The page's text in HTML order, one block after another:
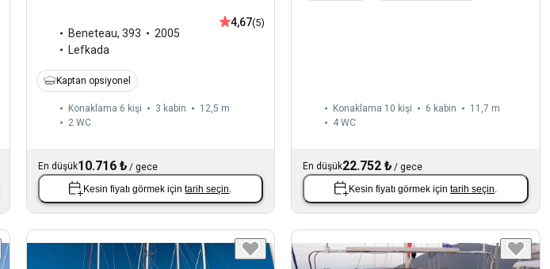
Beneteau, 393
2005
Lefkada
4,67(5)
Kaptan opsiyonel
Konaklama 6 kişi 3 kabin
12,5 m
2 WC
En düşük10.716 ₺/ gece
Kesin fiyatı görmek içintarih seçin
Konaklama 10 kişi 6 kabin
11,7 m
4 WC
En düşük22.752 ₺ /gece
Kesin fiyatı görmek içintarih seçin